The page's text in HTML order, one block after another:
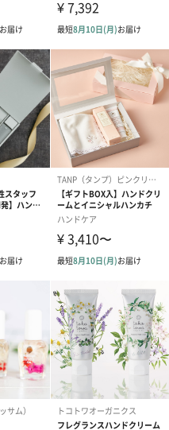
ル豊富。皮膚をトラブルか
与えます。ライムエキスで
トラス系の癒しの香り。
れることなく塗布できるの
)に1滴ずつ垂らし、マッサ
さい。
ミニサイズなので持ち運び
周りにオイルを塗りマッサー
い。